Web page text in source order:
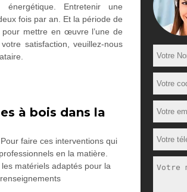
énergétique. Entretenir une
fois par an. Et la période de
mettre en œuvre l’une de
satisfaction, veuillez-nous
à bois dans la
faire ces interventions qui
en la matière.
matériels adaptés pour la